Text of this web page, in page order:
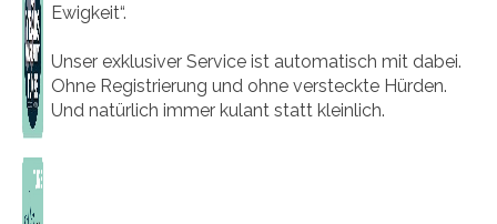
Ewigkeit“.
Unser exklusiver Service ist automatisch mit dabei.
Ohne Registrierung und ohne versteckte Hürden.
Und natürlich immer kulant statt kleinlich.